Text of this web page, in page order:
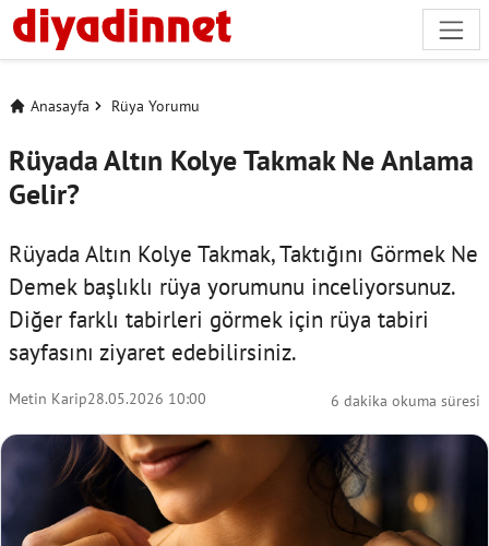
Anasayfa Rüya Yorumu
Rüyada Altın Kolye Takmak Ne Anlama
Gelir?
Rüyada Altın Kolye Takmak, Taktığını Görmek Ne
Demek başlıklı rüya yorumunu inceliyorsunuz.
Diğer farklı tabirleri görmek için rüya tabiri
sayfasını ziyaret edebilirsiniz.
Metin Karip28.05.2026 10:00 6 dakika okuma süresi